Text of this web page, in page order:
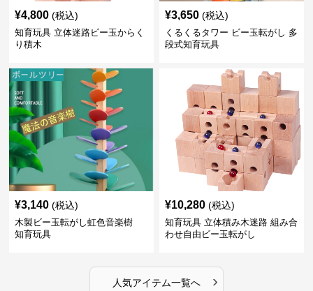
¥4,800 (税込)
知育玩具 立体迷路ビー玉からく
り積木
¥3,650 (税込)
くるくるタワー ビー玉転がし 多
段式知育玩具
¥3,140 (税込)
木製ビー玉転がし虹色音楽樹
知育玩具
¥10,280 (税込)
知育玩具 立体積み木迷路 組み合
わせ自由ビー玉転がし
人気アイテム一覧へ ›